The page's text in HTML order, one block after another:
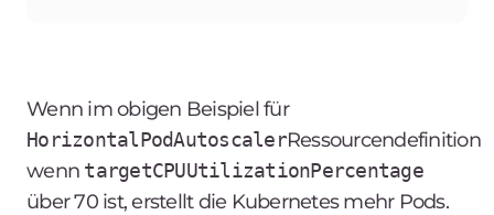
Wenn im obigen Beispiel für
HorizontalPodAutoscalerRessourcendefinition
wenn targetCPUUtilizationPercentage
über 70 ist, erstellt die Kubernetes mehr Pods.